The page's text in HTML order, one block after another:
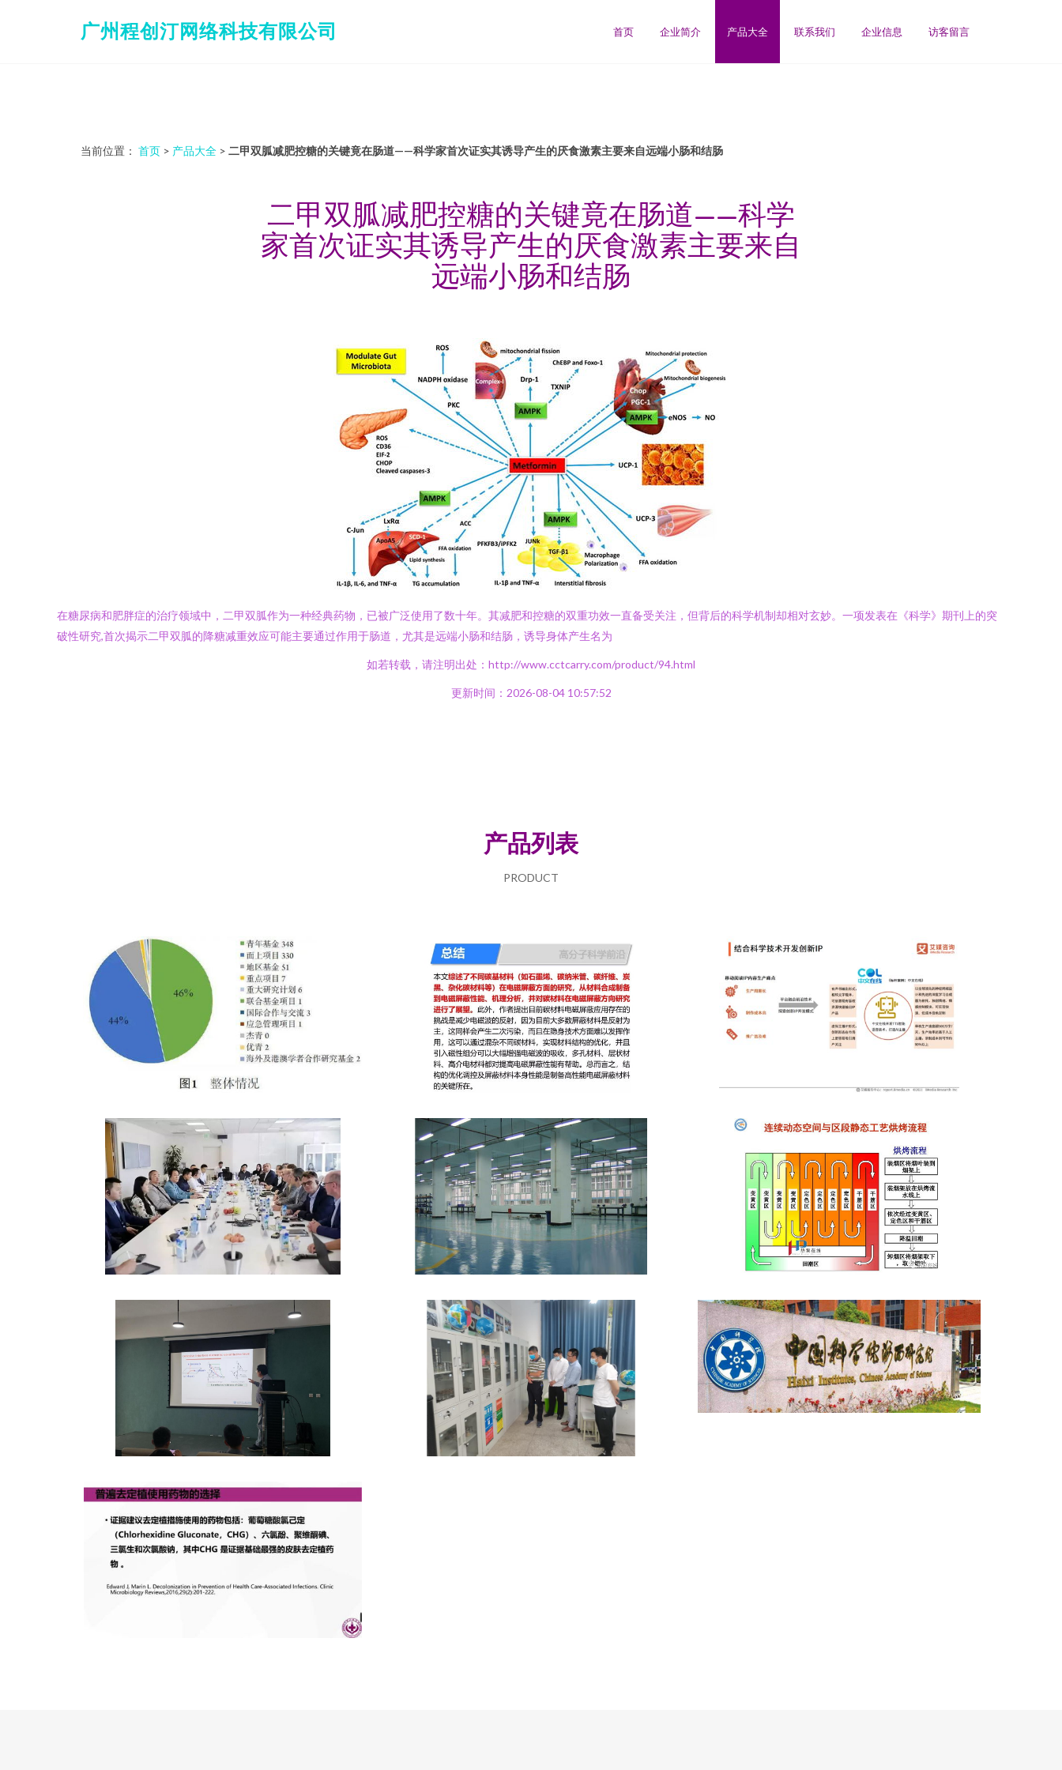
广州程创汀网络科技有限公司 首页 企业简介 产品大全 联系我们 企业信息 访客留言
当前位置： 首页 > 产品大全 > 二甲双胍减肥控糖的关键竟在肠道——科学家首次证实其诱导产生的厌食激素主要来自远端小肠和结肠
二甲双胍减肥控糖的关键竟在肠道——科学
家首次证实其诱导产生的厌食激素主要来自
远端小肠和结肠
在糖尿病和肥胖症的治疗领域中，二甲双胍作为一种经典药物，已被广泛使用了数十年。其减肥和控糖的双重功效一直备受关注，但背后的科学机制却相对玄妙。一项发表在《科学》期刊上的突
破性研究,首次揭示二甲双胍的降糖减重效应可能主要通过作用于肠道，尤其是远端小肠和结肠，诱导身体产生名为
如若转载，请注明出处：http://www.cctcarry.com/product/94.html
更新时间：2026-08-04 10:57:52
产品列表
PRODUCT